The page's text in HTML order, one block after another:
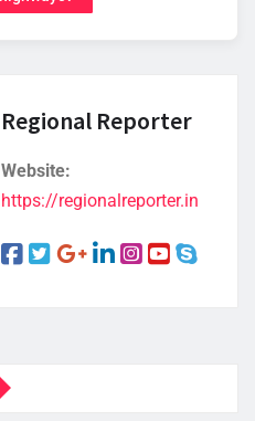
Regional Reporter
Website:
https://regionalreporter.in